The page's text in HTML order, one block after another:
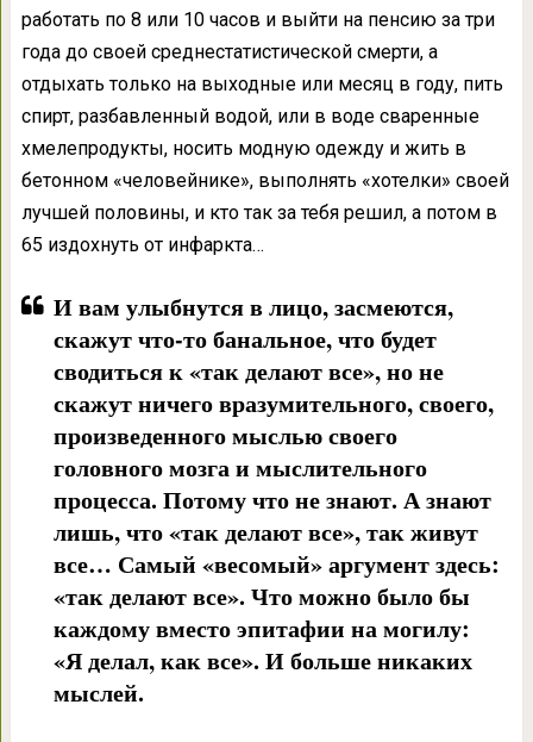
работать по 8 или 10 часов и выйти на пенсию за три
года до своей среднестатистической смерти, а
отдыхать только на выходные или месяц в году, пить
спирт, разбавленный водой, или в воде сваренные
хмелепродукты, носить модную одежду и жить в
бетонном «человейнике», выполнять «хотелки» своей
лучшей половины, и кто так за тебя решил, а потом в
65 издохнуть от инфаркта…
И вам улыбнутся в лицо, засмеются,
скажут что-то банальное, что будет
сводиться к «так делают все», но не
скажут ничего вразумительного, своего,
произведенного мыслью своего
головного мозга и мыслительного
процесса. Потому что не знают. А знают
лишь, что «так делают все», так живут
все… Самый «весомый» аргумент здесь:
«так делают все». Что можно было бы
каждому вместо эпитафии на могилу:
«Я делал, как все». И больше никаких
мыслей.